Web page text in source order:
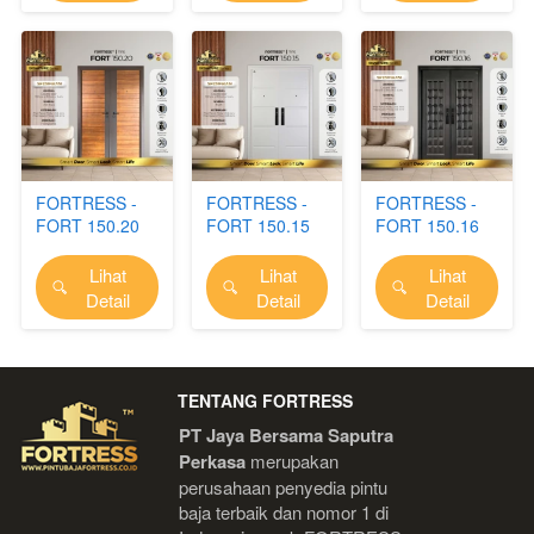
FORTRESS -
FORT 150.20
`
Lihat
Detail
FORTRESS -
FORT 150.15
`
Lihat
Detail
FORTRESS -
FORT 150.16
`
Lihat
Detail
TENTANG FORTRESS
PT Jaya Bersama Saputra
Perkasa merupakan
perusahaan penyedia pintu
baja terbaik dan nomor 1 di